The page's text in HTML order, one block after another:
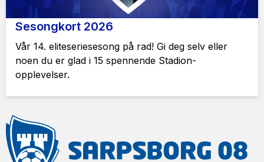
Sesongkort 2026
Vår 14. eliteseriesesong på rad! Gi deg selv eller
noen du er glad i 15 spennende Stadion-
opplevelser.